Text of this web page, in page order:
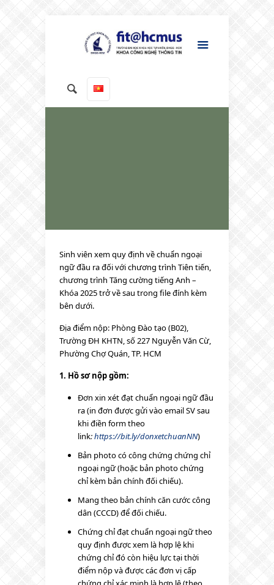
Sinh viên xem quy định về chuẩn ngoại
ngữ đầu ra đối với chương trình Tiên tiến,
chương trình Tăng cường tiếng Anh –
Khóa 2025 trở về sau trong file đính kèm
bên dưới.
Địa điểm nộp: Phòng Đào tạo (B02),
Trường ĐH KHTN, số 227 Nguyễn Văn Cừ,
Phường Chợ Quán, TP. HCM
1. Hồ sơ nộp gồm:
Đơn xin xét đạt chuẩn ngoại ngữ đầu
ra (in đơn được gửi vào email SV sau
khi điền form theo
link:https://bit.ly/donxetchuanNN)
Bản photo có công chứng chứng chỉ
ngoại ngữ (hoặc bản photo chứng
chỉ kèm bản chính đối chiếu).
Mang theo bản chính căn cước công
dân (CCCD) để đối chiếu.
Chứng chỉ đạt chuẩn ngoại ngữ theo
quy định được xem là hợp lệ khi
chứng chỉ đó còn hiệu lực tại thời
điểm nộp và được các đơn vị cấp